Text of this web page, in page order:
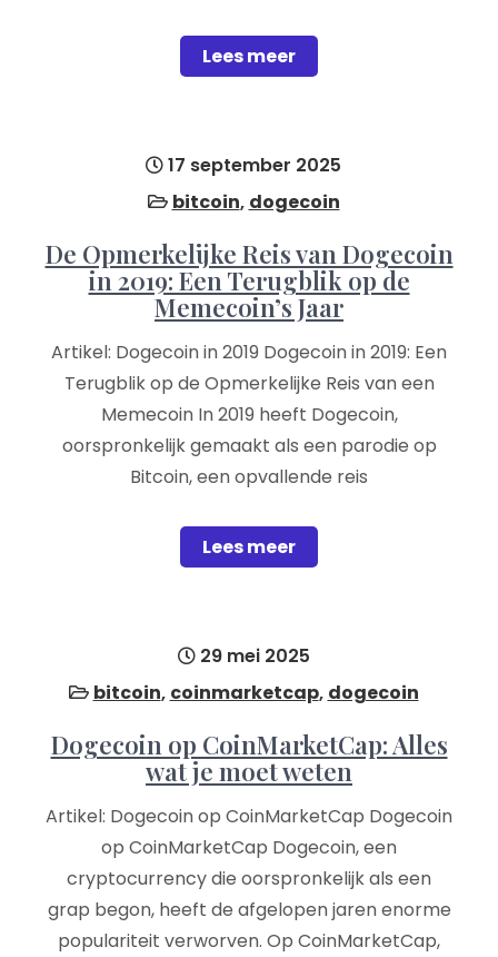
Lees meer
17 september 2025
bitcoin, dogecoin
De Opmerkelijke Reis van Dogecoin
in 2019: Een Terugblik op de
Memecoin’s Jaar
Artikel: Dogecoin in 2019 Dogecoin in 2019: Een
Terugblik op de Opmerkelijke Reis van een
Memecoin In 2019 heeft Dogecoin,
oorspronkelijk gemaakt als een parodie op
Bitcoin, een opvallende reis
Lees meer
29 mei 2025
bitcoin, coinmarketcap, dogecoin
Dogecoin op CoinMarketCap: Alles
wat je moet weten
Artikel: Dogecoin op CoinMarketCap Dogecoin
op CoinMarketCap Dogecoin, een
cryptocurrency die oorspronkelijk als een
grap begon, heeft de afgelopen jaren enorme
populariteit verworven. Op CoinMarketCap,